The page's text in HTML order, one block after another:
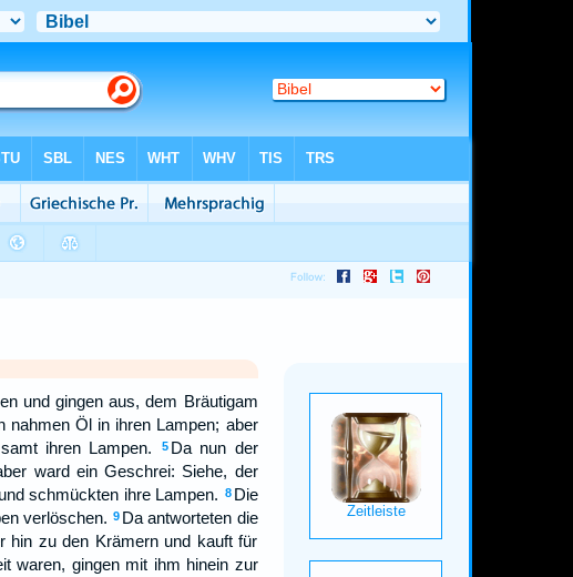
und gingen aus, dem Bräutigam
nahmen Öl in ihren Lampen; aber
ihren Lampen. 5 Da nun der
ward ein Geschrei: Siehe, der
schmückten ihre Lampen. 8 Die
verlöschen. 9 Da antworteten die
hin zu den Krämern und kauft für
waren, gingen mit ihm hinein zur